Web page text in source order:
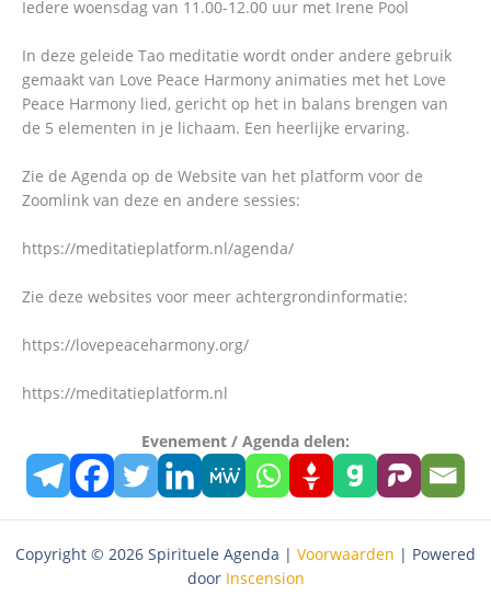
Iedere woensdag van 11.00-12.00 uur met Irene Pool
In deze geleide Tao meditatie wordt onder andere gebruik
gemaakt van Love Peace Harmony animaties met het Love
Peace Harmony lied, gericht op het in balans brengen van
de 5 elementen in je lichaam. Een heerlijke ervaring.
Zie de Agenda op de Website van het platform voor de
Zoomlink van deze en andere sessies:
https://meditatieplatform.nl/agenda/
Zie deze websites voor meer achtergrondinformatie:
https://lovepeaceharmony.org/
https://meditatieplatform.nl
Evenement / Agenda delen:
Copyright © 2026 Spirituele Agenda | Voorwaarden | Powered
door Inscension